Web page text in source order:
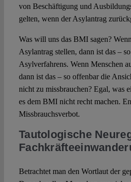
von Beschäftigung und
gelten, wenn der Asylantrag
Was will uns das BMI sagen?
Asylantrag stellen, dann ist das –
Asylverfahrens. Wenn Menschen
dann ist das – so offenbar die
nicht zu missbrauchen? Egal, was
es dem BMI nicht recht machen.
Missbrauchsverbot.
Tautologische
Betrachtet man den Wortlaut der